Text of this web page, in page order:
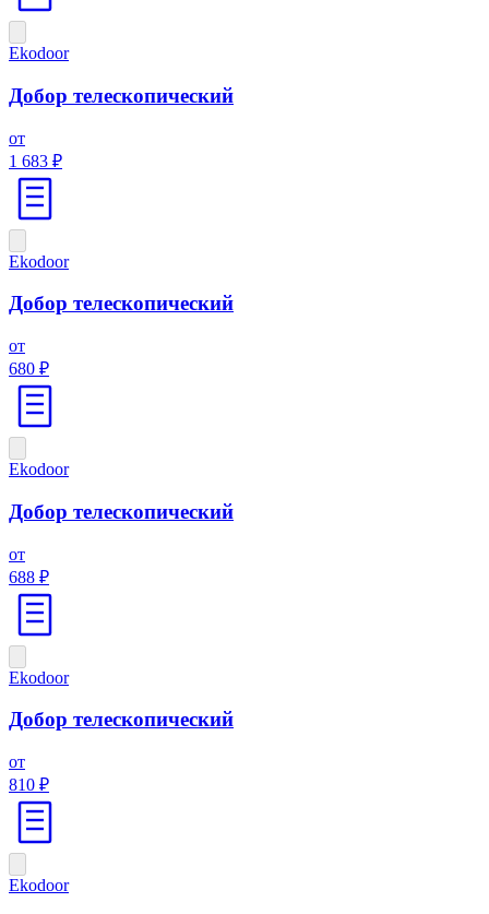
Ekodoor
Добор телескопический
от
1 683 ₽
Ekodoor
Добор телескопический
от
680 ₽
Ekodoor
Добор телескопический
от
688 ₽
Ekodoor
Добор телескопический
от
810 ₽
Ekodoor